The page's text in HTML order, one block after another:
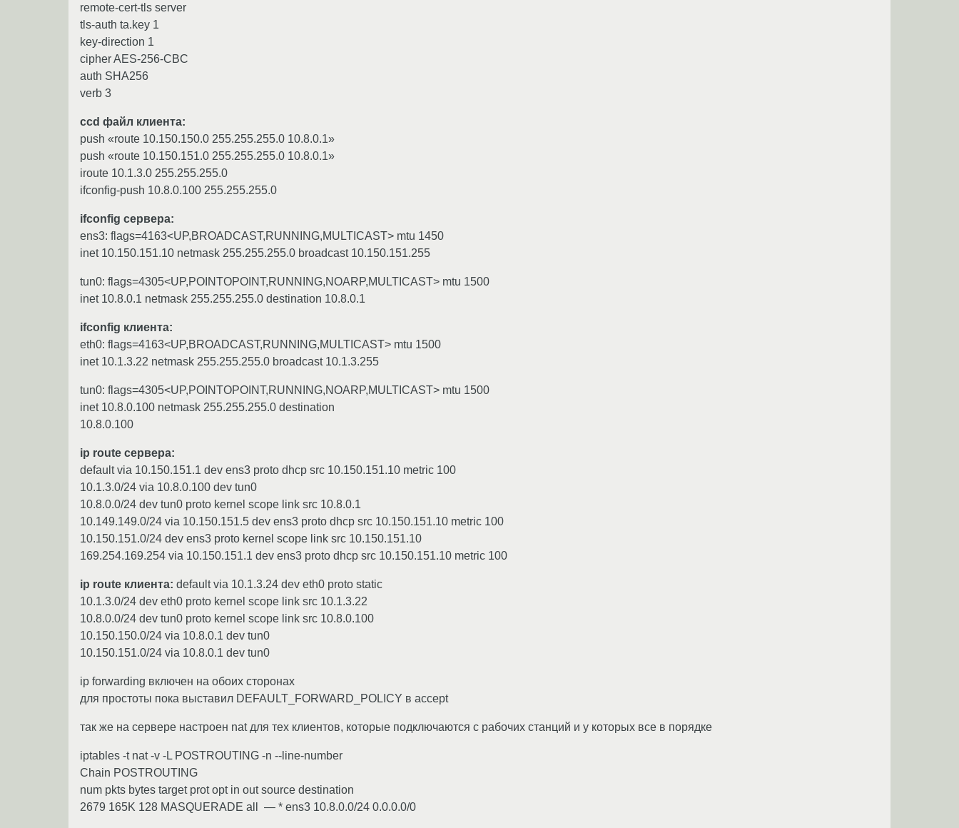
remote-cert-tls server
tls-auth ta.key 1
key-direction 1
cipher AES-256-CBC
auth SHA256
verb 3
ccd файл клиента:
push «route 10.150.150.0 255.255.255.0 10.8.0.1»
push «route 10.150.151.0 255.255.255.0 10.8.0.1»
iroute 10.1.3.0 255.255.255.0
ifconfig-push 10.8.0.100 255.255.255.0
ifconfig сервера:
ens3: flags=4163<UP,BROADCAST,RUNNING,MULTICAST> mtu 1450
inet 10.150.151.10 netmask 255.255.255.0 broadcast 10.150.151.255
tun0: flags=4305<UP,POINTOPOINT,RUNNING,NOARP,MULTICAST> mtu 1500
inet 10.8.0.1 netmask 255.255.255.0 destination 10.8.0.1
ifconfig клиента:
eth0: flags=4163<UP,BROADCAST,RUNNING,MULTICAST> mtu 1500
inet 10.1.3.22 netmask 255.255.255.0 broadcast 10.1.3.255
tun0: flags=4305<UP,POINTOPOINT,RUNNING,NOARP,MULTICAST> mtu 1500
inet 10.8.0.100 netmask 255.255.255.0 destination
10.8.0.100
ip route сервера:
default via 10.150.151.1 dev ens3 proto dhcp src 10.150.151.10 metric 100
10.1.3.0/24 via 10.8.0.100 dev tun0
10.8.0.0/24 dev tun0 proto kernel scope link src 10.8.0.1
10.149.149.0/24 via 10.150.151.5 dev ens3 proto dhcp src 10.150.151.10 metric 100
10.150.151.0/24 dev ens3 proto kernel scope link src 10.150.151.10
169.254.169.254 via 10.150.151.1 dev ens3 proto dhcp src 10.150.151.10 metric 100
ip route клиента: default via 10.1.3.24 dev eth0 proto static
10.1.3.0/24 dev eth0 proto kernel scope link src 10.1.3.22
10.8.0.0/24 dev tun0 proto kernel scope link src 10.8.0.100
10.150.150.0/24 via 10.8.0.1 dev tun0
10.150.151.0/24 via 10.8.0.1 dev tun0
ip forwarding включен на обоих сторонах
для простоты пока выставил DEFAULT_FORWARD_POLICY в accept
так же на сервере настроен nat для тех клиентов, которые подключаются с рабочих станций и у которых все в порядке
iptables -t nat -v -L POSTROUTING -n --line-number
Chain POSTROUTING
num pkts bytes target prot opt in out source destination
2679 165K 128 MASQUERADE all — * ens3 10.8.0.0/24 0.0.0.0/0